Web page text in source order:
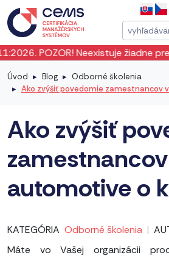
žiadne prechodné
Úvod Blog
Odborné školenia
Ako zvýšiť povedomie zamestnancov
Ako zvýšiť
automotive o
KATEGÓRIA Odborné školenia |
Máte vo Vašej organizácii